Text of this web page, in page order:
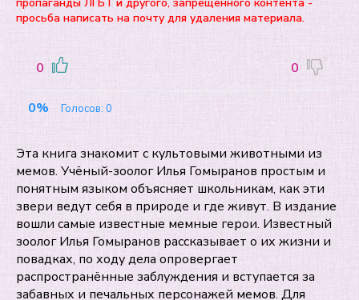
просьба написать на почту для удаления материала.
0 0
0% Голосов: 0
Эта книга знакомит с культовыми животными из
мемов. Учёный-зоолог Илья Гомыранов простым и
понятным языком объясняет школьникам, как эти
звери ведут себя в природе и где живут. В издание
вошли самые известные мемные герои. Известный
зоолог Илья Гомыранов рассказывает о их жизни и
повадках, по ходу дела опровергает
распространённые заблуждения и вступается за
забавных и печальных персонажей мемов. Для